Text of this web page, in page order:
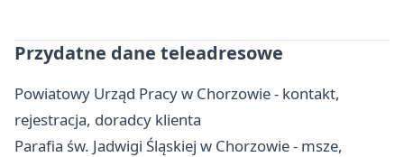
Przydatne dane teleadresowe
Powiatowy Urząd Pracy w Chorzowie - kontakt,
rejestracja, doradcy klienta
Parafia św. Jadwigi Śląskiej w Chorzowie - msze,